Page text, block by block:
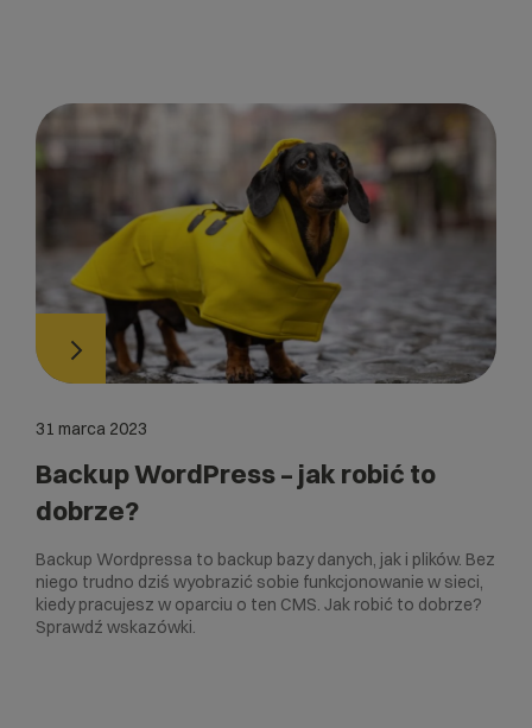
31 marca 2023
Backup WordPress – jak robić to
dobrze?
Backup Wordpressa to backup bazy danych, jak i plików. Bez
niego trudno dziś wyobrazić sobie funkcjonowanie w sieci,
kiedy pracujesz w oparciu o ten CMS. Jak robić to dobrze?
Sprawdź wskazówki.